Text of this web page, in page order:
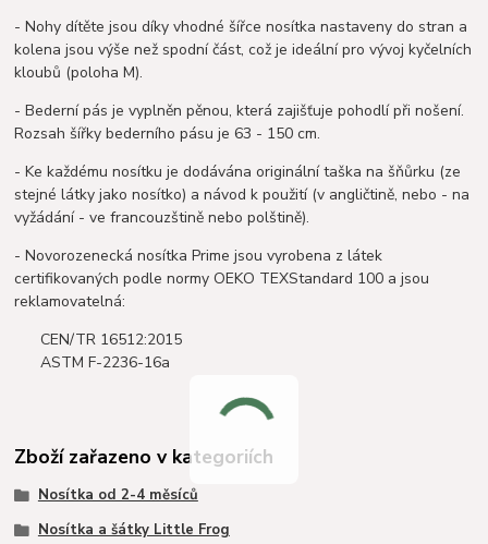
- Nohy dítěte jsou díky vhodné šířce nosítka nastaveny do stran a
kolena jsou výše než spodní část, což je ideální pro vývoj kyčelních
kloubů (poloha M).
- Bederní pás je vyplněn pěnou, která zajišťuje pohodlí při nošení.
Rozsah šířky bederního pásu je 63 - 150 cm.
- Ke každému nosítku je dodávána originální taška na šňůrku (ze
stejné látky jako nosítko) a návod k použití (v angličtině, nebo - na
vyžádání - ve francouzštině nebo polštině).
- Novorozenecká nosítka Prime jsou vyrobena z látek
certifikovaných podle normy OEKO TEXStandard 100 a jsou
reklamovatelná:
CEN/TR 16512:2015
ASTM F-2236-16a
Zboží zařazeno v kategoriích
Nosítka od 2-4 měsíců
Nosítka a šátky Little Frog